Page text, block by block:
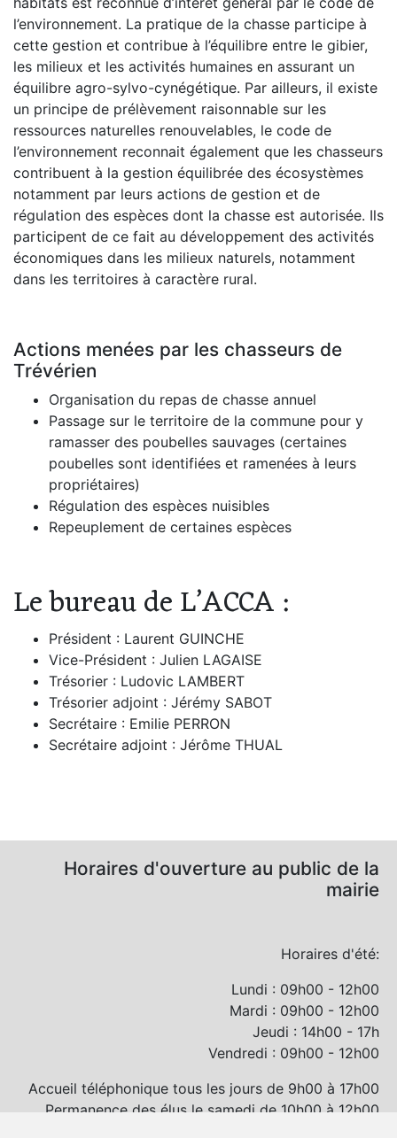
l’environnement. La pratique de la chasse participe à
cette gestion et contribue à l’équilibre entre le gibier,
les milieux et les activités humaines en assurant un
équilibre agro-sylvo-cynégétique. Par ailleurs, il existe
un principe de prélèvement raisonnable sur les
ressources naturelles renouvelables, le code de
l’environnement reconnait également que les chasseurs
contribuent à la gestion équilibrée des écosystèmes
notamment par leurs actions de gestion et de
régulation des espèces dont la chasse est autorisée. Ils
participent de ce fait au développement des activités
économiques dans les milieux naturels, notamment
dans les territoires à caractère rural.
Actions menées par les chasseurs de
Trévérien
Organisation du repas de chasse annuel
Passage sur le territoire de la commune pour y
ramasser des poubelles sauvages (certaines
poubelles sont identifiées et ramenées à leurs
propriétaires)
Régulation des espèces nuisibles
Repeuplement de certaines espèces
Le bureau de L’ACCA :
Président : Laurent GUINCHE
Vice-Président : Julien LAGAISE
Trésorier : Ludovic LAMBERT
Trésorier adjoint : Jérémy SABOT
Secrétaire : Emilie PERRON
Secrétaire adjoint : Jérôme THUAL
Horaires d'ouverture au public de la
mairie
Horaires d'été:
Lundi : 09h00 - 12h00
Mardi : 09h00 - 12h00
Jeudi : 14h00 - 17h
Vendredi : 09h00 - 12h00
Accueil téléphonique tous les jours de 9h00 à 17h00
Permanence des élus le samedi de 10h00 à 12h00